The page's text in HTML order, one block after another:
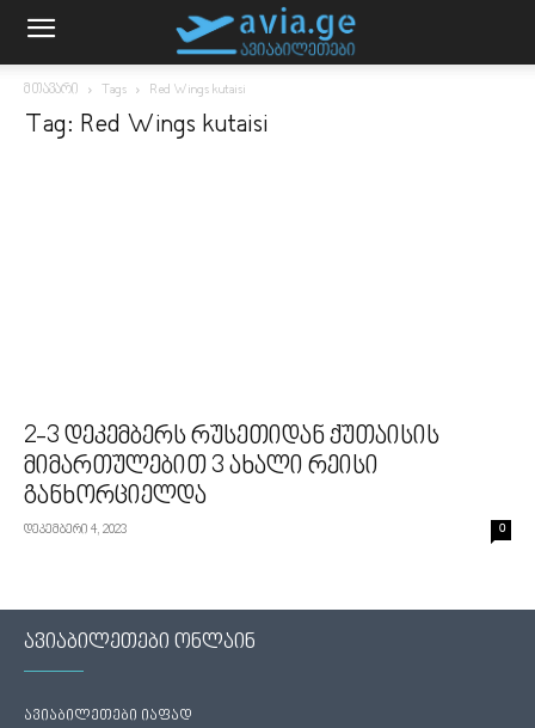
მთავარი Tags Red Wings kutaisi
Tag: Red Wings kutaisi
2-3 დეკემბერს რუსეთიდან ქუთაისის
მიმართულებით 3 ახალი რეისი
განხორციელდა
დეკემბერი 4, 2023 0
ავიაბილეთები ონლაინ
ავიაბილეთები იაფად